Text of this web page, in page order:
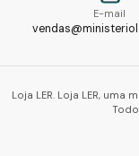
E-mail
Loja LER. Loja LER, uma